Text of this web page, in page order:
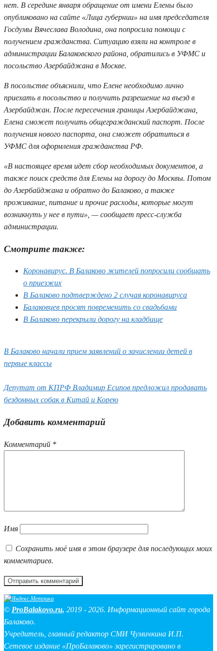
нет. В середине января обращение от имени Елены было
опубликовано на сайте «Лица губернии» на имя председателя
Госдумы Вячеслава Володина, она попросила помощи с
получением гражданства. Ситуацию взяли на контроле в
администрации Балаковского района, обратились в УФМС и
посольство Азербайджана в Москве.
В посольстве объяснили, что Елене необходимо лично
приехать в посольство и получить разрешение на въезд в
Азербайджан. После пересечения границы Азербайджана,
Елена сможет получить общегражданский паспорт. После
получения нового паспорта, она сможет обратиться в
УФМС для оформления гражданства РФ.
«В настоящее время идет сбор необходимых документов, а
также поиск средств для Елены на дорогу до Москвы. Потом
до Азербайджана и обратно до Балаково, а также
проживание, питание и прочие расходы, которые могут
возникнуть у нее в пути», — сообщает пресс-служба
администрации.
Смотрите также:
Коронавирус. В Балаково жителей попросили сообщать
о приезжих
В Балаково подтверждено 2 случая коронавируса
Балаковцев просят повременить со свадьбами
В Балаково перекрыли дорогу на кладбище
В Балаково начали прием заявлений о зачислении детей в
первые классы
Депутат от КПРФ Владимир Есипов предложил продавать
бездомных собак в Китай и Корею
Добавить комментарий
Комментарий *
Имя
Сохранить моё имя в этом браузере для последующих моих
комментариев.
© ProBalakovo.ru, 2019 - 2026. Информационный сайт города
Балаково.
Учредитель, главный редактор СМИ Чумичкина И.П.
Сетевое издание «ПроБалаково» зарегистрировано в